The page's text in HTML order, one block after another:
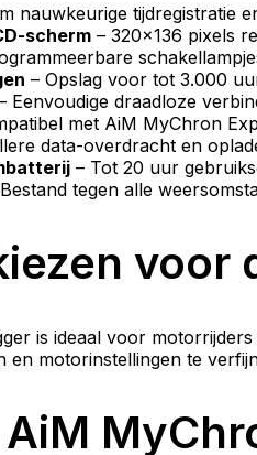
nauwkeurige tijdregistratie
scherm – 320×136 pixels
– Opslag voor tot 3.000
Eenvoudige draadloze
met AiM MyChron
data-overdracht en
– Tot 20 uur
tegen alle
voor
is ideaal voor
en motorinstellingen te